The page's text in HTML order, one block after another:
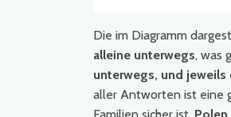
Die im Diagramm
alleine unterwegs, was
unterwegs, und
aller Antworten ist eine
Familien sicher ist.